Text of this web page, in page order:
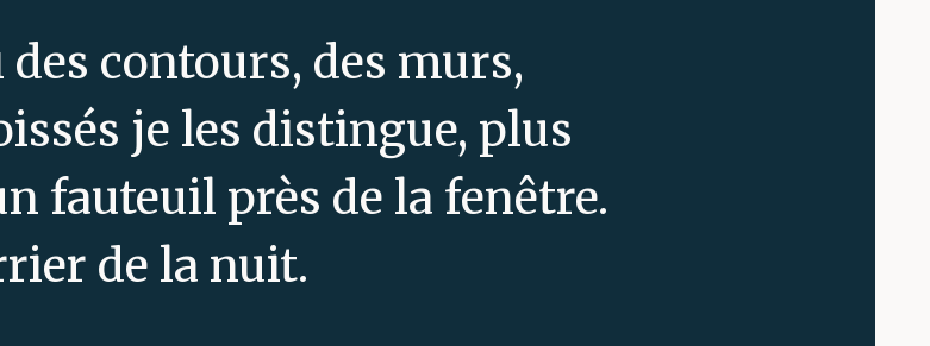
contours, des murs,
je les distingue, plus
fauteuil près de la fenêtre.
de la nuit.